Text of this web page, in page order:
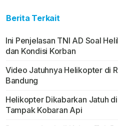
Berita Terkait
Ini Penjelasan TNI AD Soal
dan Kondisi Korban
Video Jatuhnya Helikopter di
Bandung
Helikopter Dikabarkan Jatuh
Tampak Kobaran Api